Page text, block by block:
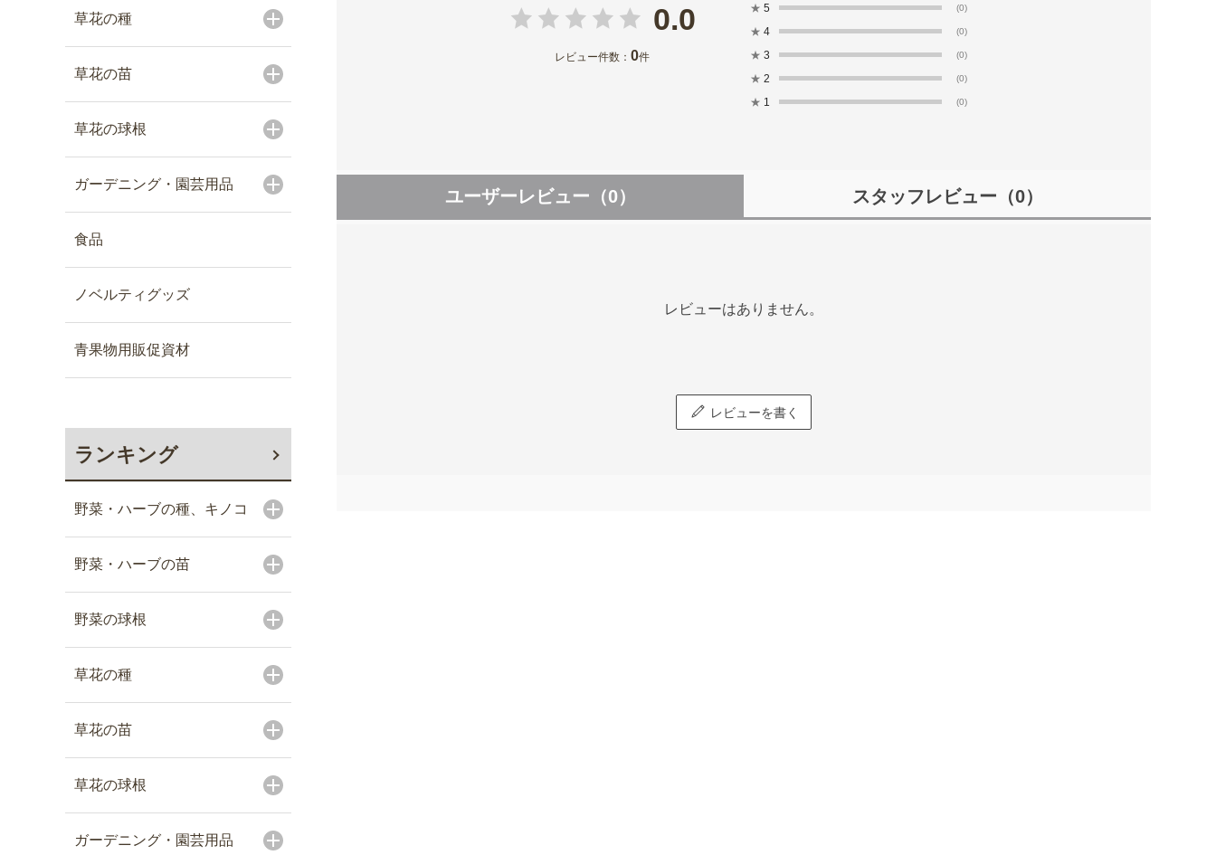
草花の種
草花の苗
草花の球根
ガーデニング・園芸用品
食品
ノベルティグッズ
青果物用販促資材
ランキング
野菜・ハーブの種、キノコ
野菜・ハーブの苗
野菜の球根
草花の種
草花の苗
草花の球根
ガーデニング・園芸用品
0.0
レビュー件数： 0件
★ 5 (0)
★ 4 (0)
★ 3 (0)
★ 2 (0)
★ 1 (0)
ユーザーレビュー （0） スタッフレビュー （0）
レビューはありません。
レビューを書く